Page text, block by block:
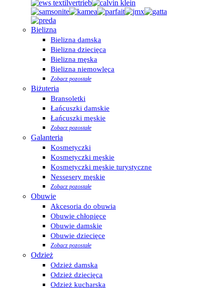
Bielizna
Bielizna damska
Bielizna dziecięca
Bielizna męska
Bielizna niemowlęca
Zobacz pozostałe
Biżuteria
Bransoletki
Łańcuszki damskie
Łańcuszki męskie
Zobacz pozostałe
Galanteria
Kosmetyczki
Kosmetyczki męskie
Kosmetyczki męskie turystyczne
Nessesery męskie
Zobacz pozostałe
Obuwie
Akcesoria do obuwia
Obuwie chłopięce
Obuwie damskie
Obuwie dziecięce
Zobacz pozostałe
Odzież
Odzież damska
Odzież dziecięca
Odzież kucharska